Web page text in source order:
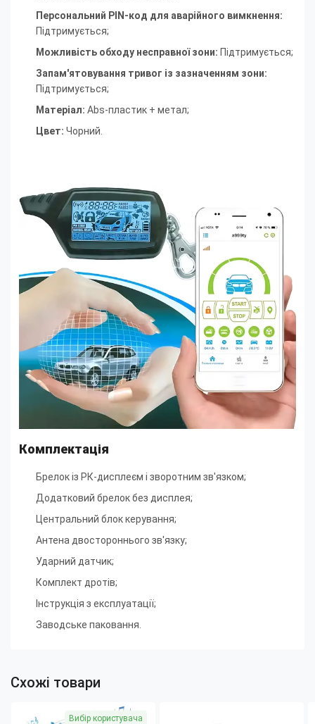
Персональний PIN-код для аварійного вимкнення:
Підтримується;
Можливість обходу несправної зони: Підтримується;
Запам'ятовування тривог із зазначенням зони:
Підтримується;
Матеріал: Abs-пластик + метал;
Цвет: Чорний.
Комплектація
Брелок із РК-дисплеєм і зворотним зв'язком;
Додатковий брелок без дисплея;
Центральний блок керування;
Антена двостороннього зв'язку;
Ударний датчик;
Комплект дротів;
Інструкція з експлуатації;
Заводське паковання.
Схожі товари
Вибір користувача